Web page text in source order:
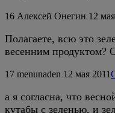
16 Алексей Онегин 12
Полагаете, всю это
весенним продуктом?
17 menunaden 12 мая 2011
а я согласна, что
кутабы с зеленью, и